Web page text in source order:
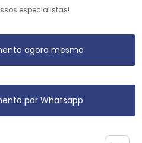
especialistas!
agora mesmo
por Whatsapp